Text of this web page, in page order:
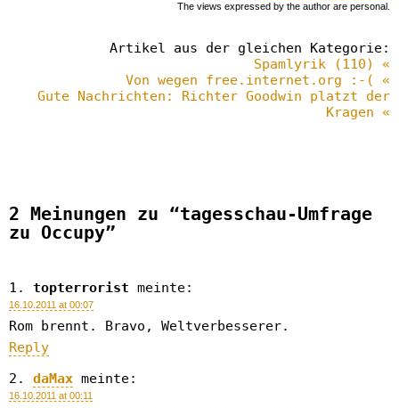
The views expressed by the author are personal.
Artikel aus der gleichen Kategorie:
Spamlyrik (110) «
Von wegen free.internet.org :-( «
Gute Nachrichten: Richter Goodwin platzt der
Kragen «
2 Meinungen zu “tagesschau-Umfrage
zu Occupy”
topterrorist meinte:
16.10.2011 at 00:07
Rom brennt. Bravo, Weltverbesserer.
Reply
daMax meinte:
16.10.2011 at 00:11